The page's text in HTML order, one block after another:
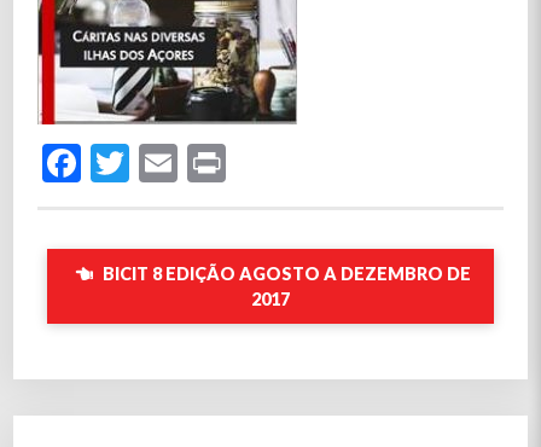
Facebook
Twitter
Email
BICIT 8 EDIÇÃO AGOSTO A DEZEMBRO DE
2017